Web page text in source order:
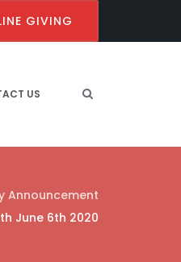
GIVING
US
Announcement
June 6th 2020